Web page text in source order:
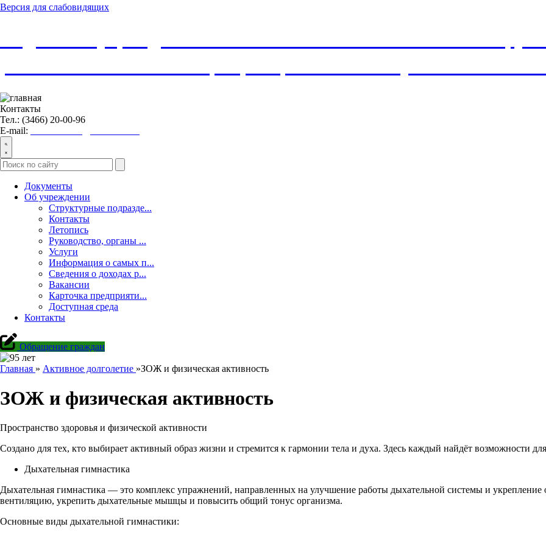
Версия для слабовидящих
Контакты
Тел.: (3466) 20-00-96
E-mail:
Документы
Об учреждении
Структурные подразде...
Контакты
Летопись
Руководство, органы ...
Услуги
Информация о самых п...
Сведения о доходах р...
Вакансии
Карточка предприяти...
Доступная среда
Контакты
Обращение граждан
Главная » Активное долголетие »ЗОЖ и физическая активность
ЗОЖ и физическая активность
Пространство здоровья и физической активности
Создано для тех, кто выбирает активный образ жизни и стремится к гармонии тела и духа. Здесь каждый найдёт возможности
Дыхательная гимнастика
Дыхательная гимнастика — это комплекс упражнений, направленных на улучшение работы дыхательной системы и укрепление
вентиляцию, укрепить дыхательные мышцы и повысить общий тонус организма.
Основные виды дыхательной гимнастики: